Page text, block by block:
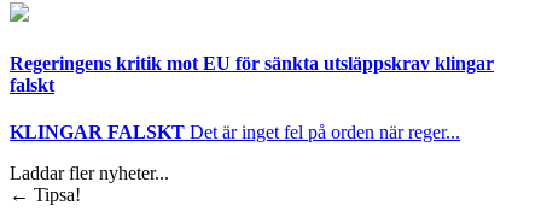
Regeringens kritik mot EU för sänkta utsläppskrav klingar
falskt
KLINGAR FALSKT Det är inget fel på orden när reger...
Laddar fler nyheter...
← Tipsa!